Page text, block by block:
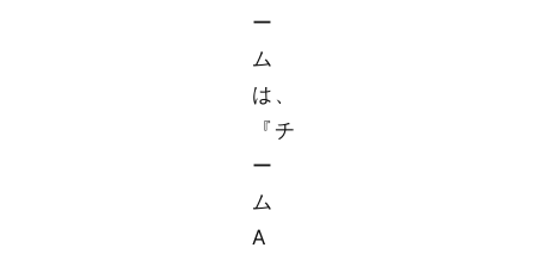
ー
ム
は、
『チ
ー
ム
A